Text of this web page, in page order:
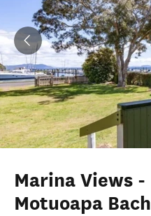
Marina Views -
Motuoapa Bach